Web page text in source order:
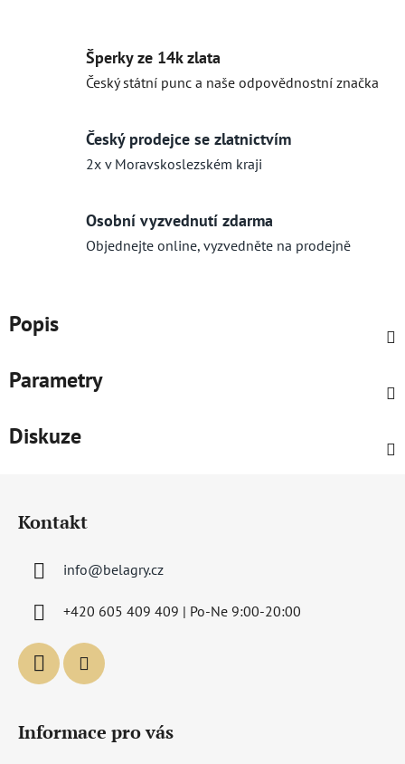
Šperky ze 14k zlata
Český státní punc a naše odpovědnostní značka
Český prodejce se zlatnictvím
2x v Moravskoslezském kraji
Osobní vyzvednutí zdarma
Objednejte online, vyzvedněte na prodejně
Popis
Parametry
Diskuze
Kontakt
info@belagry.cz
+420 605 409 409 | Po-Ne 9:00-20:00
Informace pro vás